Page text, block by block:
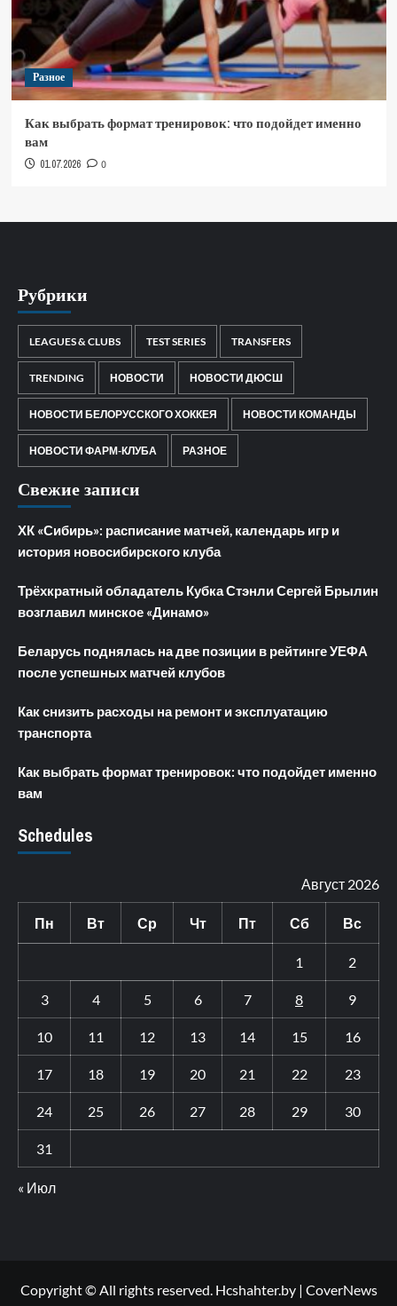
Разное
Как выбрать формат тренировок: что подойдет именно
вам
01.07.2026 0
Рубрики
LEAGUES & CLUBS TEST SERIES TRANSFERS
TRENDING НОВОСТИ НОВОСТИ ДЮСШ
НОВОСТИ БЕЛОРУССКОГО ХОККЕЯ НОВОСТИ КОМАНДЫ
НОВОСТИ ФАРМ-КЛУБА РАЗНОЕ
Свежие записи
ХК «Сибирь»: расписание матчей, календарь игр и
история новосибирского клуба
Трёхкратный обладатель Кубка Стэнли Сергей Брылин
возглавил минское «Динамо»
Беларусь поднялась на две позиции в рейтинге УЕФА
после успешных матчей клубов
Как снизить расходы на ремонт и эксплуатацию
транспорта
Как выбрать формат тренировок: что подойдет именно
вам
Schedules
Август 2026
Пн Вт Ср Чт Пт Сб Вс
1 2
3 4 5 6 7 8 9
10 11 12 13 14 15 16
17 18 19 20 21 22 23
24 25 26 27 28 29 30
31
« Июл
Copyright © All rights reserved. Hcshahter.by | CoverNews